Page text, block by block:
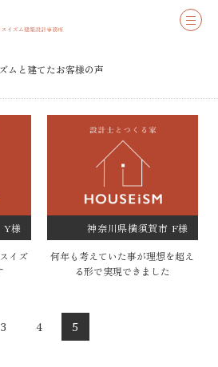
ムと建てたお客様の声
Y様
イズ
神奈川県横須賀市 F様
何年も考えていた事が理想を超え
る形で実現できました
3 4 5